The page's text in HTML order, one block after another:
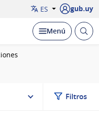
ES gub.uy
Desplegar
Menú Abrir
Filtros